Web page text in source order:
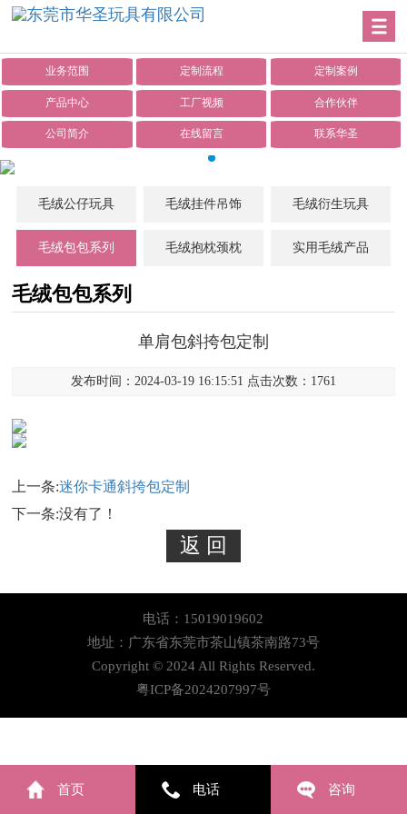
业务范围 定制流程 定制案例
产品中心 工厂视频 合作伙伴
公司简介 在线留言 联系华圣
毛绒公仔玩具 毛绒挂件吊饰 毛绒衍生玩具
毛绒包包系列 毛绒抱枕颈枕 实用毛绒产品
毛绒包包系列
单肩包斜挎包定制
发布时间：2024-03-19 16:15:51 点击次数：1761
上一条:迷你卡通斜挎包定制
下一条:没有了！
电话：15019019602
地址：广东省东莞市茶山镇茶南路73号
Copyright © 2024 All Rights Reserved.
粤ICP备2024207997号
首页 电话 咨询